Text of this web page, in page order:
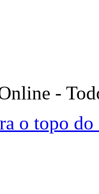
-
o topo do